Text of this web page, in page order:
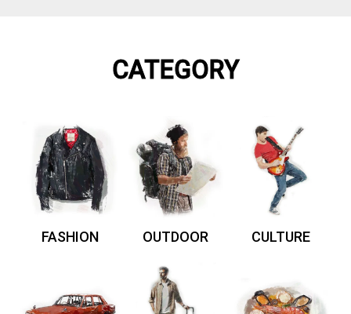
CATEGORY
FASHION OUTDOOR CULTURE